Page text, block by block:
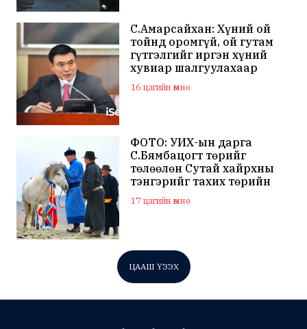
С.Амарсайхан: Хүний ой
тойнд оромгүй, ой гутам
гүтгэлгийг иргэн хүний
хувиар шалгуулахаар
хуулийн байгууллагад
хандсан
16 цагийн өмнө
ФОТО: УИХ-ын дарга
С.Бямбацогт төрийг
төлөөлөн Сутай хайрхны
тэнгэрийг тахих төрийн
тахилгад оролцлоо
17 цагийн өмнө
ЦААШ ҮЗЭХ